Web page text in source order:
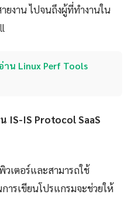
ยงาน ไปจนถึงผู้ที่ทำงานใน
น Linux Perf Tools
IS-IS Protocol SaaS
เตอร์และสามารถใช้
ารเขียนโปรแกรมจะช่วยให้